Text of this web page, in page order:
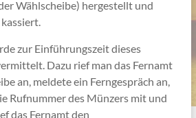
Wählscheibe) hergestellt und
zur Einführungszeit dieses
Dazu rief man das Fernamt
an, meldete ein Ferngespräch an,
Rufnummer des Münzers mit und
das Fernamt den